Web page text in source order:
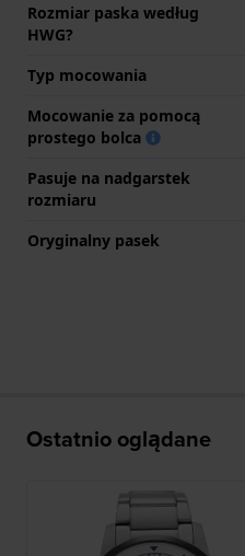
Rozmiar paska według
HWG?
Typ mocowania
Mocowanie za pomocą
prostego bolca
Pasuje na nadgarstek
rozmiaru
Oryginalny pasek
Ostatnio oglądane